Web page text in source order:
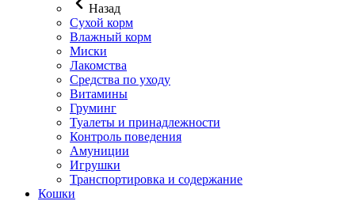
Назад
Сухой корм
Влажный корм
Миски
Лакомства
Средства по уходу
Витамины
Груминг
Туалеты и принадлежности
Контроль поведения
Амуниции
Игрушки
Транспортировка и содержание
Кошки